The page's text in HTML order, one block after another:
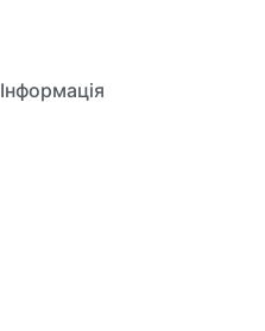
Інформація